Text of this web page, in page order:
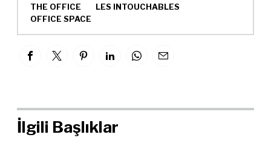
THE OFFICE
LES INTOUCHABLES
OFFICE SPACE
İlgili Başlıklar